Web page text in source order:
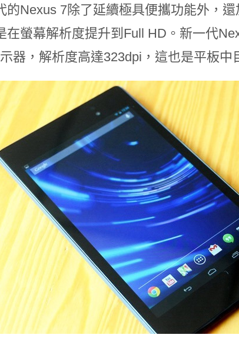
的Nexus 7除了延續極具便攜功能外，
在螢幕解析度提升到Full HD。新一代
器，解析度高達323dpi，這也是平板中